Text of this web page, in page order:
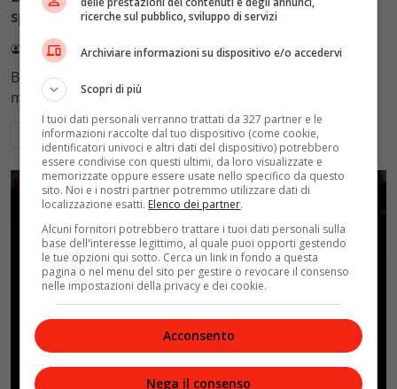
spunta sempre
Angela Oliva 31 Gennaio 2023
Bisognerà attendere il cuore della notte tra il 12 e il 13
marzo 2023 al Dolby…
Leggi di più
ricerche sul pubblico, sviluppo di servizi
Archiviare informazioni su dispositivo e/o accedervi
Scopri di più
I tuoi dati personali verranno trattati da 327 partner e le
informazioni raccolte dal tuo dispositivo (come cookie,
identificatori univoci e altri dati del dispositivo) potrebbero
essere condivise con questi ultimi, da loro visualizzate e
memorizzate oppure essere usate nello specifico da questo
sito. Noi e i nostri partner potremmo utilizzare dati di
localizzazione esatti. Elenco dei partner.
Alcuni fornitori potrebbero trattare i tuoi dati personali sulla
base dell'interesse legittimo, al quale puoi opporti gestendo
le tue opzioni qui sotto. Cerca un link in fondo a questa
pagina o nel menu del sito per gestire o revocare il consenso
nelle impostazioni della privacy e dei cookie.
Acconsento
Nega il consenso